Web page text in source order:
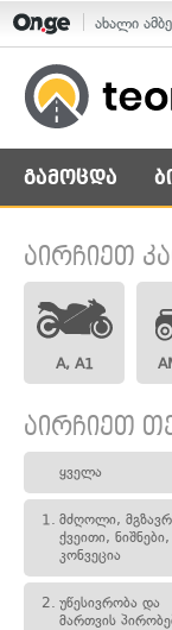
ახალი
გამოცდა
აირჩიეთ
A, A1
აირჩიეთ
ყველა
1. მძღოლი,
ქვეითი, ნიშნები,
კონვეცია
2. უწესივრობა და
მართვის